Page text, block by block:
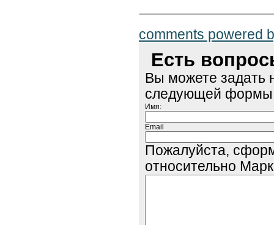
comments powered
Есть
Вы можете задать
следующей
Имя:
Email
Пожалуйста,
относительно